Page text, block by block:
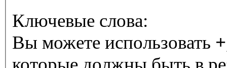
Ключевые слова:
Вы можете использовать +